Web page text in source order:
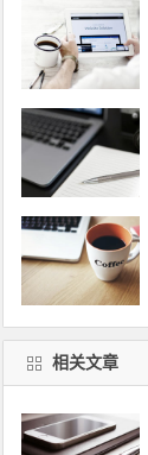
相关文章